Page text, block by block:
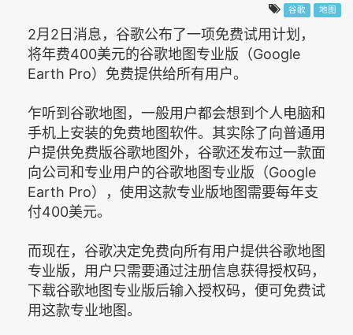
谷歌 地图
2月2日消息，谷歌公布了一项免费试用计划，
将年费400美元的谷歌地图专业版（Google
Earth Pro）免费提供给所有用户。
乍听到谷歌地图，一般用户都会想到个人电脑和
手机上安装的免费地图软件。其实除了向普通用
户提供免费版谷歌地图外，谷歌还发布过一款面
向公司和专业用户的谷歌地图专业版（Google
Earth Pro），使用这款专业版地图需要每年支
付400美元。
而现在，谷歌决定免费向所有用户提供谷歌地图
专业版，用户只需要通过注册信息获得授权码，
下载谷歌地图专业版后输入授权码，便可免费试
用这款专业地图。